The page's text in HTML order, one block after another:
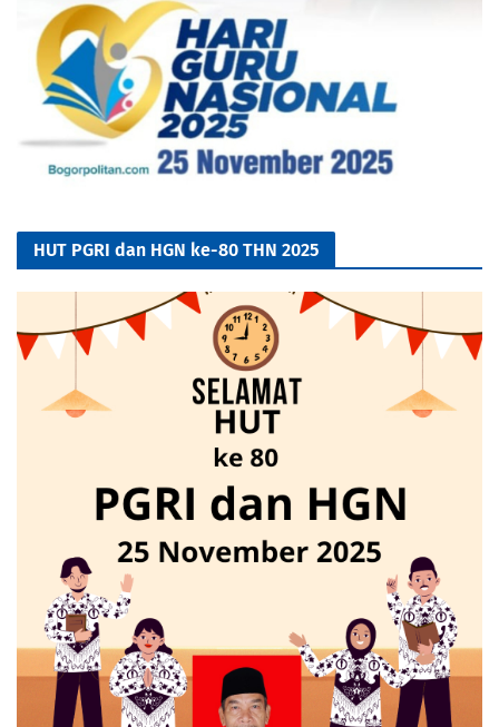
HUT PGRI dan HGN ke-80 THN 2025